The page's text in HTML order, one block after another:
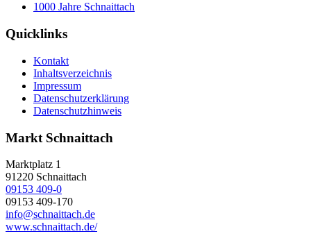
1000 Jahre Schnaittach
Quicklinks
Kontakt
Inhaltsverzeichnis
Impressum
Datenschutzerklärung
Datenschutzhinweis
Markt Schnaittach
Marktplatz 1
91220 Schnaittach
09153 409-0
09153 409-170
info@schnaittach.de
www.schnaittach.de/